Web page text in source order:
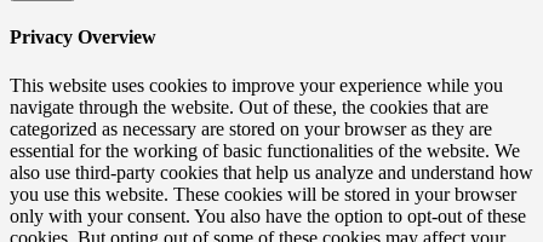
Privacy Overview
This website uses cookies to improve your experience while you
navigate through the website. Out of these, the cookies that are
categorized as necessary are stored on your browser as they are
essential for the working of basic functionalities of the website. We
also use third-party cookies that help us analyze and understand how
you use this website. These cookies will be stored in your browser
only with your consent. You also have the option to opt-out of these
cookies. But opting out of some of these cookies may affect your